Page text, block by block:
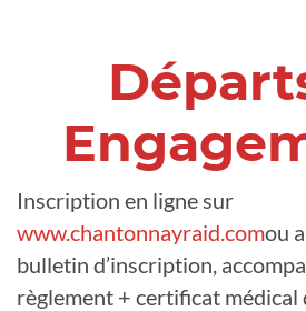
Inscription en ligne sur
www.chantonnayraid.comou
bulletin d’inscription,
règlement + certificat médical